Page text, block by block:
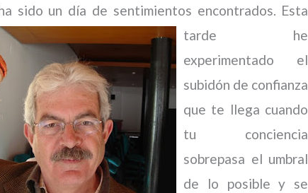
sido un día de sentimientos encontrados. Esta
tarde he
experimentado el
subidón de confianza
que te llega cuando
tu conciencia
sobrepasa el umbral
de lo posible y se